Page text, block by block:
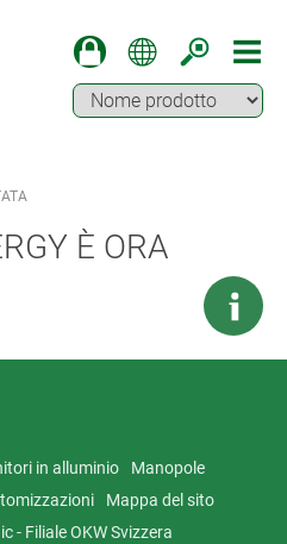
È ORA
in alluminio
Manopole
Mappa del sito
- Filiale OKW Svizzera